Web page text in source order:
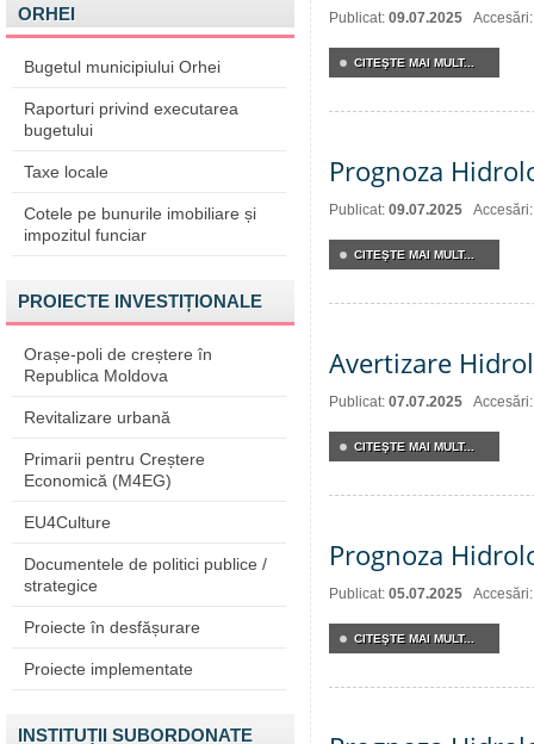
ORHEI
Bugetul municipiului Orhei
Raporturi privind executarea
bugetului
Taxe locale
Cotele pe bunurile imobiliare și
impozitul funciar
PROIECTE INVESTIȚIONALE
Orașe-poli de creștere în
Republica Moldova
Revitalizare urbană
Primarii pentru Creștere
Economică (M4EG)
EU4Culture
Documentele de politici publice /
strategice
Proiecte în desfășurare
Proiecte implementate
INSTITUȚII SUBORDONATE
Publicat: 09.07.2025
CITEŞTE MAI MULT...
Prognoza
Publicat: 09.07.2025
CITEŞTE MAI MULT...
Avertizare
Publicat: 07.07.2025
CITEŞTE MAI MULT...
Prognoza
Publicat: 05.07.2025
CITEŞTE MAI MULT...